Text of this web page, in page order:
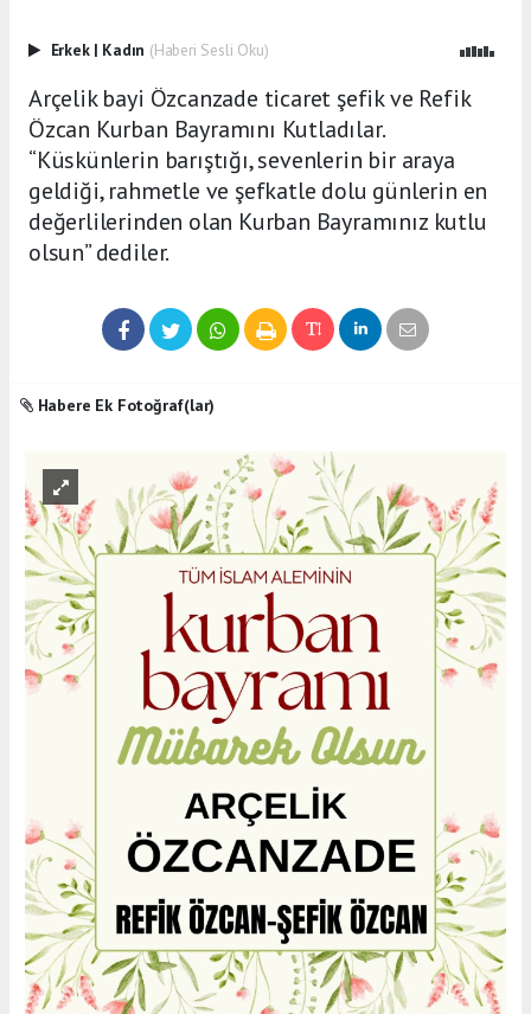
Erkek | Kadın (Haberi Sesli Oku)
Arçelik bayi Özcanzade ticaret şefik ve Refik
Özcan Kurban Bayramını Kutladılar.
“Küskünlerin barıştığı, sevenlerin bir araya
geldiği, rahmetle ve şefkatle dolu günlerin en
değerlilerinden olan Kurban Bayramınız kutlu
olsun” dediler.
Habere Ek Fotoğraf(lar)